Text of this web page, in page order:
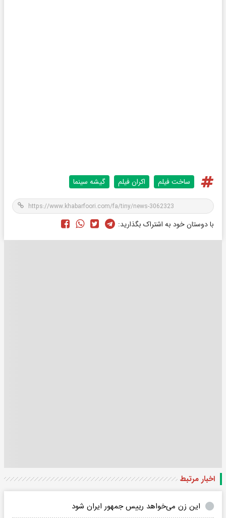
ساخت فیلم اکران فیلم گیشه سینما
با دوستان خود به اشتراک بگذارید:
اخبار مرتبط
این زن می‌خواهد رییس جمهور ایران شود